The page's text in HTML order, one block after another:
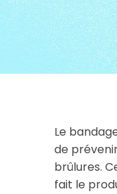
Le
de
brûlures.
fait le